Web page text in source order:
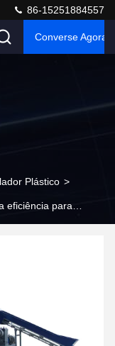
86-15251884557
Converse Agora
Plástico >
eficiência para